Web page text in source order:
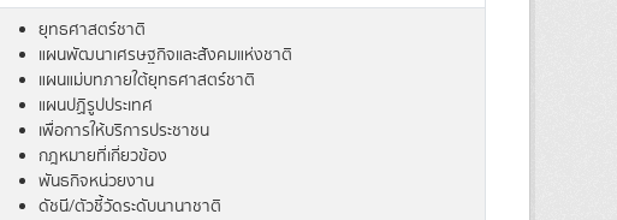
ยุทธศาสตร์ชาติ
แผนพัฒนาเศรษฐกิจและสังคมแห่งชาติ
แผนแม่บทภายใต้ยุทธศาสตร์ชาติ
แผนปฏิรูปประเทศ
เพื่อการให้บริการประชาชน
กฎหมายที่เกี่ยวข้อง
พันธกิจหน่วยงาน
ดัชนี/ตัวชี้วัดระดับนานาชาติ